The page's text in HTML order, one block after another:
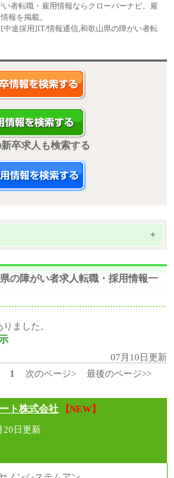
者転職・雇用情報ならクローバーナビ。雇
報を掲載。
中途採用]IT/情報通信,和歌山県の障がい者転
卒求人も検索する
+
の障がい者求人転職・採用情報一
りました。
07月10日更新
1 次のページ> 最後のページ>>
ト株式会社
【NEW】
20日更新